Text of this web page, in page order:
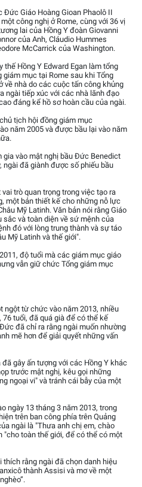
Đức Giáo Hoàng Gioan Phaolô II
công nghị ở Rome, cùng với 36 vị
lai của Hồng Y đoàn Giovanni
của Anh, Cláudio Hummes
McCarrick của Washington.
thế Hồng Y Edward Egan làm tổng
mục tại Rome sau khi Tổng
về nhà do các cuộc tấn công khủng
ngài tiếp xúc với các nhà lãnh đạo
đáng kể hồ sơ hoàn cầu của ngài.
tịch hội đồng giám mục
năm 2005 và được bầu lại vào năm
gia vào mật nghị bầu Đức Benedict
ngài đã giành được số phiếu bầu
trò quan trọng trong việc tạo ra
một bản thiết kế cho những nỗ lực
Mỹ Latinh. Văn bản nói rằng Giáo
và toàn diện về sứ mệnh của
đó với lòng trung thành và sự táo
Mỹ Latinh và thế giới".
độ tuổi mà các giám mục giáo
vẫn giữ chức Tổng giám mục
ngột từ chức vào năm 2013, nhiều
tuổi, đã quá già để có thể kế
đã chỉ ra rằng ngài muốn nhường
mẽ hơn để giải quyết những vấn
gây ấn tượng với các Hồng Y khác
trước mật nghị, kêu gọi những
ngoại vi" và tránh cái bẫy của một
ngày 13 tháng 3 năm 2013, trong
trên ban công phía trên Quảng
ngài là "Thưa anh chị em, chào
"cho toàn thế giới, để có thể có một
rằng ngài đã chọn danh hiệu
thành Assisi và mơ về một